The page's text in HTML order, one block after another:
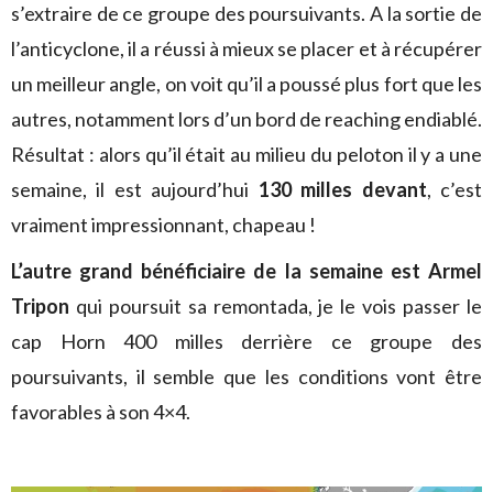
s’extraire de ce groupe des poursuivants. A la sortie de
l’anticyclone, il a réussi à mieux se placer et à récupérer
un meilleur angle, on voit qu’il a poussé plus fort que les
autres, notamment lors d’un bord de reaching endiablé.
Résultat : alors qu’il était au milieu du peloton il y a une
semaine, il est aujourd’hui 130 milles devant, c’est
vraiment impressionnant, chapeau !
L’autre grand bénéficiaire de la semaine est Armel
Tripon qui poursuit sa remontada, je le vois passer le
cap Horn 400 milles derrière ce groupe des
poursuivants, il semble que les conditions vont être
favorables à son 4×4.